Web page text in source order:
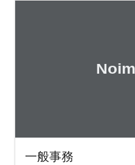
一般事務